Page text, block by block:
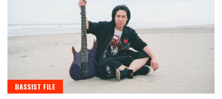
BASSIST FILE